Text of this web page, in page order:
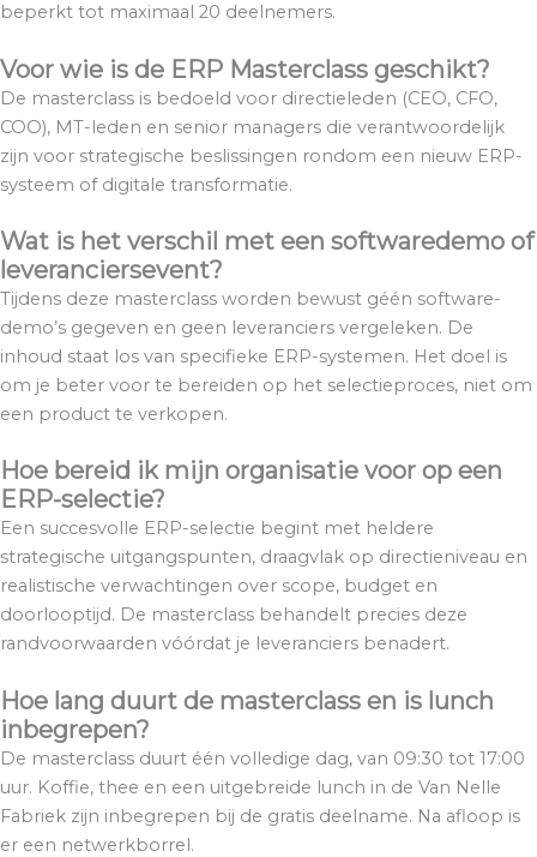
beperkt tot maximaal 20 deelnemers.
Voor wie is de ERP Masterclass geschikt?
De masterclass is bedoeld voor directieleden (CEO, CFO,
COO), MT-leden en senior managers die verantwoordelijk
zijn voor strategische beslissingen rondom een nieuw ERP-
systeem of digitale transformatie.
Wat is het verschil met een softwaredemo of
leveranciersevent?
Tijdens deze masterclass worden bewust géén software-
demo’s gegeven en geen leveranciers vergeleken. De
inhoud staat los van specifieke ERP-systemen. Het doel is
om je beter voor te bereiden op het selectieproces, niet om
een product te verkopen.
Hoe bereid ik mijn organisatie voor op een
ERP-selectie?
Een succesvolle ERP-selectie begint met heldere
strategische uitgangspunten, draagvlak op directieniveau en
realistische verwachtingen over scope, budget en
doorlooptijd. De masterclass behandelt precies deze
randvoorwaarden vóórdat je leveranciers benadert.
Hoe lang duurt de masterclass en is lunch
inbegrepen?
De masterclass duurt één volledige dag, van 09:30 tot 17:00
uur. Koffie, thee en een uitgebreide lunch in de Van Nelle
Fabriek zijn inbegrepen bij de gratis deelname. Na afloop is
er een netwerkborrel.